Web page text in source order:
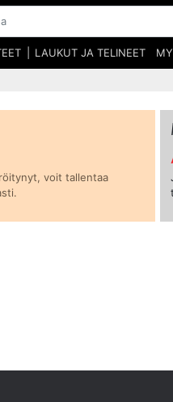
LAUKUT JA TELINEET
voit tallentaa